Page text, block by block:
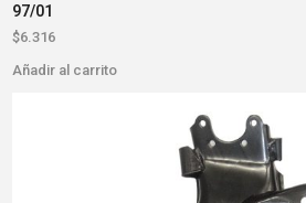
97/01
$6.316
Añadir al carrito